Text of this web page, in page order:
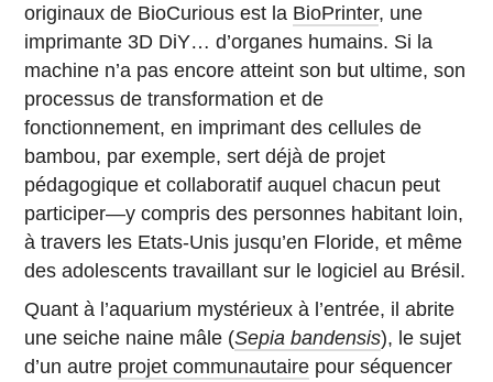
originaux de BioCurious est la BioPrinter, une
imprimante 3D DiY… d’organes humains. Si la
machine n’a pas encore atteint son but ultime, son
processus de transformation et de
fonctionnement, en imprimant des cellules de
bambou, par exemple, sert déjà de projet
pédagogique et collaboratif auquel chacun peut
participer—y compris des personnes habitant loin,
à travers les Etats-Unis jusqu’en Floride, et même
des adolescents travaillant sur le logiciel au Brésil.
Quant à l’aquarium mystérieux à l’entrée, il abrite
une seiche naine mâle (Sepia bandensis), le sujet
d’un autre projet communautaire pour séquencer